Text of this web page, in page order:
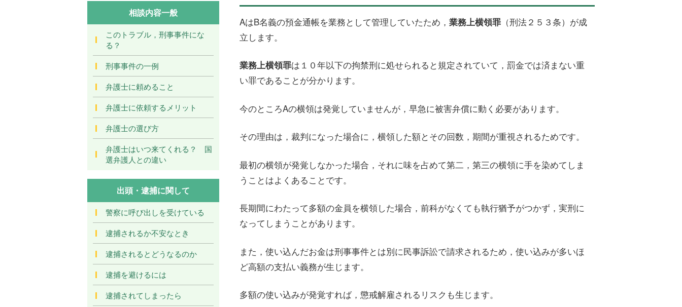
AはB名義の預金通帳を業務として管理していたため， 業務上横領罪 （刑法２５３条）が成
立します。
業務上横領罪は１０年以下の拘禁刑に処せられると規定されていて，罰金では済まない重
い罪であることが分かります。
今のところAの横領は発覚していませんが，早急に被害弁償に動く必要があります。
その理由は，裁判になった場合に，横領した額とその回数，期間が重視されるためです。
最初の横領が発覚しなかった場合，それに味を占めて第二，第三の横領に手を染めてしま
うことはよくあることです。
長期間にわたって多額の金員を横領した場合，前科がなくても執行猶予がつかず，実刑に
なってしまうことがあります。
また，使い込んだお金は刑事事件とは別に民事訴訟で請求されるため，使い込みが多いほ
ど高額の支払い義務が生じます。
多額の使い込みが発覚すれば，懲戒解雇されるリスクも生じます。
相談内容一般
このトラブル，刑事事件にな
る？
刑事事件の一例
弁護士に頼めること
弁護士に依頼するメリット
弁護士の選び方
弁護士はいつ来てくれる？ 国
選弁護人との違い
出頭・逮捕に関して
警察に呼び出しを受けている
逮捕されるか不安なとき
逮捕されるとどうなるのか
逮捕を避けるには
逮捕されてしまったら